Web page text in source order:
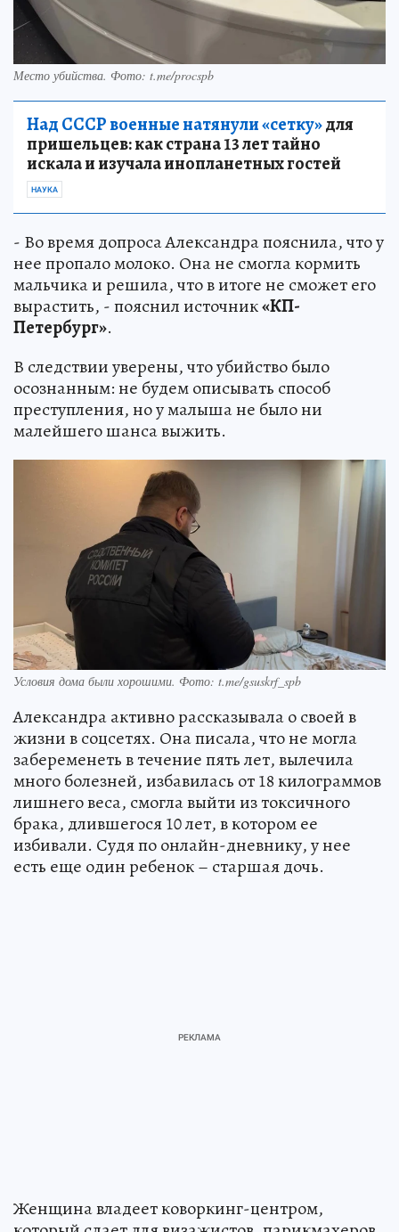
Место убийства. Фото: t.me/procspb
Над СССР военные натянули «сетку»для
пришельцев: как страна 13 лет тайно
искала и изучала инопланетных гостей
НАУКА
- Во время допроса Александра пояснила, что у
нее пропало молоко. Она не смогла кормить
мальчика и решила, что в итоге не сможет его
вырастить, - пояснил источник«КП-
Петербург».
В следствии уверены, что убийство было
осознанным: не будем описывать способ
преступления, но у малыша не было ни
малейшего шанса выжить.
Условия дома были хорошими. Фото: t.me/gsuskrf_spb
Александра активно рассказывала о своей в
жизни в соцсетях. Она писала, что не могла
забеременеть в течение пять лет, вылечила
много болезней, избавилась от 18 килограммов
лишнего веса, смогла выйти из токсичного
брака, длившегося 10 лет, в котором ее
избивали. Судя по онлайн-дневнику, у нее
есть еще один ребенок – старшая дочь.
Женщина владеет коворкинг-центром,